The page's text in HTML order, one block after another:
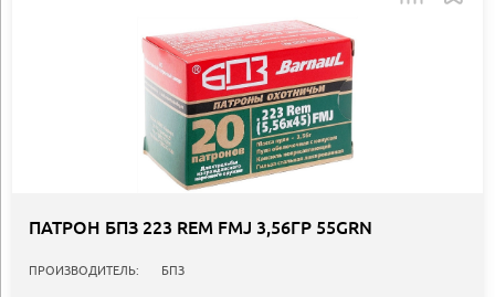
ПАТРОН БПЗ 223 REM FMJ 3,56ГР 55GRN
ПРОИЗВОДИТЕЛЬ: БПЗ